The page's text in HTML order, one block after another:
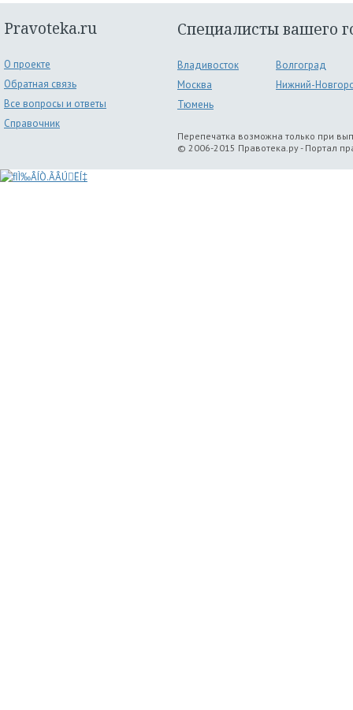
Pravoteka.ru
О проекте
Обратная связь
Все вопросы и ответы
Справочник
Специалисты вашего
Владивосток
Волгоград
Москва
Нижний-
Тюмень
Перепечатка возможна только при
© 2006-2015 Правотека.ру - Портал